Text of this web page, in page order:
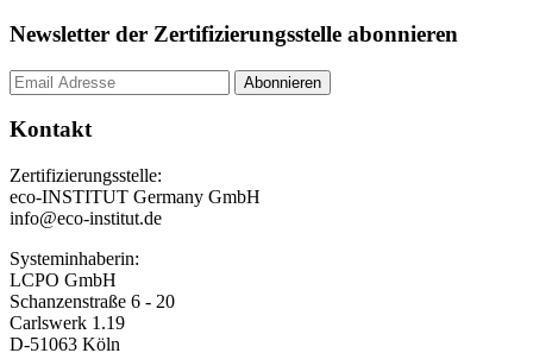
Newsletter der Zertifizierungsstelle abonnieren
Kontakt
Zertifizierungsstelle:
eco-INSTITUT Germany GmbH
info@eco-institut.de
Systeminhaberin:
LCPO GmbH
Schanzenstraße 6 - 20
Carlswerk 1.19
D-51063 Köln